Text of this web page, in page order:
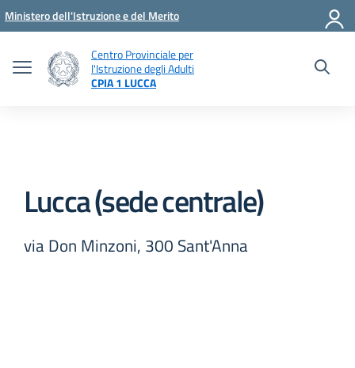
Vai ai contenuti
Vai al menu di navigazione
Vai al footer
Ministero dell'Istruzione e del Merito
Centro Provinciale per
l'Istruzione degli Adulti
CPIA 1 LUCCA
Lucca (sede centrale)
via Don Minzoni, 300 Sant'Anna